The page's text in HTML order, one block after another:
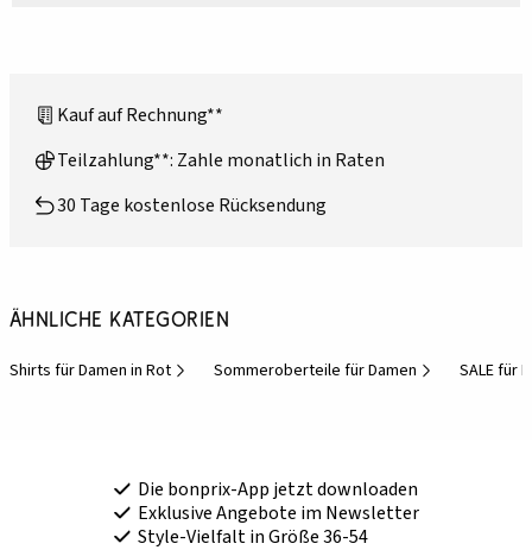
Kauf auf Rechnung**
Teilzahlung**: Zahle monatlich in Raten
30 Tage kostenlose Rücksendung
Ähnliche Kategorien
Shirts für Damen in Rot Sommeroberteile für Damen SALE für
Die bonprix-App jetzt downloaden
Exklusive Angebote im Newsletter
Style-Vielfalt in Größe 36-54